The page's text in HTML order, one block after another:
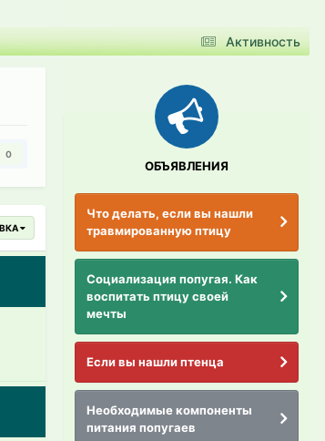
Активность
0
ОБЪЯВЛЕНИЯ
Что делать, если вы нашли
травмированную птицу
Социализация попугая. Как
воспитать птицу своей
мечты
Если вы нашли птенца
Необходимые компоненты
питания попугаев